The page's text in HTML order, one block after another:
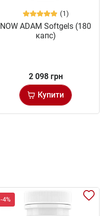
(1)
NOW ADAM Softgels (180
капс)
2 098 грн
Купити
-4%